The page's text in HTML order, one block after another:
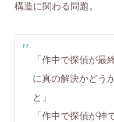
構造に関わる問題。
「作中で探偵が最
に真の解決かどう
と」
「作中で探偵が神